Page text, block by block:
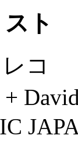
ト
コ
+